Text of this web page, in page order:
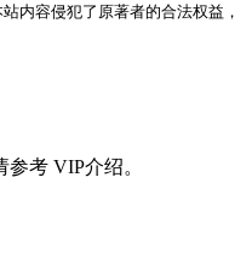
内容侵犯了原著者的合法权益，
考 VIP介绍。